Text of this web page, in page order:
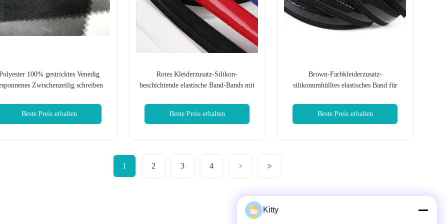
100% gestricktes Venedig
Zwischenzeilig schreiben
Beste Preis erhalten
Rotes Kleiderzusatz-Silikon-
beschichtende elastische Band-Bands mit
Beste Preis erhalten
Brown-Farbkleiderzusatz-
silikonumhülltes elastisches Band für
Beste Preis erhalten
1 2 3 4
Kitty